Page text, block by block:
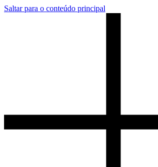
Saltar para o conteúdo principal